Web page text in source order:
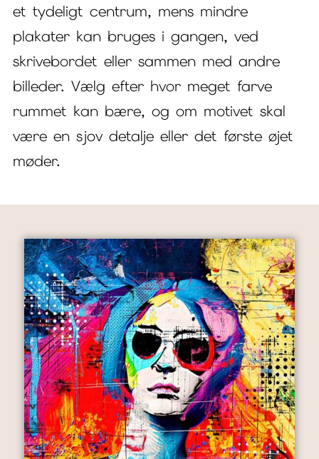
et tydeligt centrum, mens mindre
plakater kan bruges i gangen, ved
skrivebordet eller sammen med andre
billeder. Vælg efter hvor meget farve
rummet kan bære, og om motivet skal
være en sjov detalje eller det første øjet
møder.